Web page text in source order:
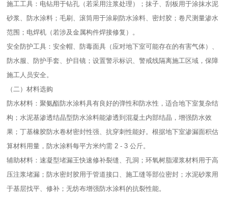
施工工具：电钻用于钻孔（若采用注浆处理）；抹子、刮板用于涂抹水泥
砂浆、防水涂料；毛刷、滚筒用于涂刷防水涂料、密封胶；卷尺测量渗水
范围；电焊机（若涉及金属构件焊接修复）。​
安全防护工具：安全帽、防毒面具（应对地下室可能存在的有害气体）、
防水服、防护手套、护目镜；设置警示标识、警戒线隔离施工区域，保障
施工人员安全。​
（二）材料选购​
防水材料：聚氨酯防水涂料具有良好的弹性和防水性，适合地下室复杂结
构；水泥基渗透结晶型防水涂料能渗透到混凝土内部结晶，增强防水效
果；丁基橡胶防水卷材密封性强、抗穿刺性能好。根据地下室渗漏面积估
算材料用量，防水涂料每平方米约需 2 - 3 公斤。​
辅助材料：速凝型堵漏王快速修补裂缝、孔洞；环氧树脂灌浆材料用于高
压注浆堵漏；防水密封胶用于管道接口、施工缝等部位密封；水泥砂浆用
于基层找平、修补；无纺布增强防水涂料的抗裂性能。​